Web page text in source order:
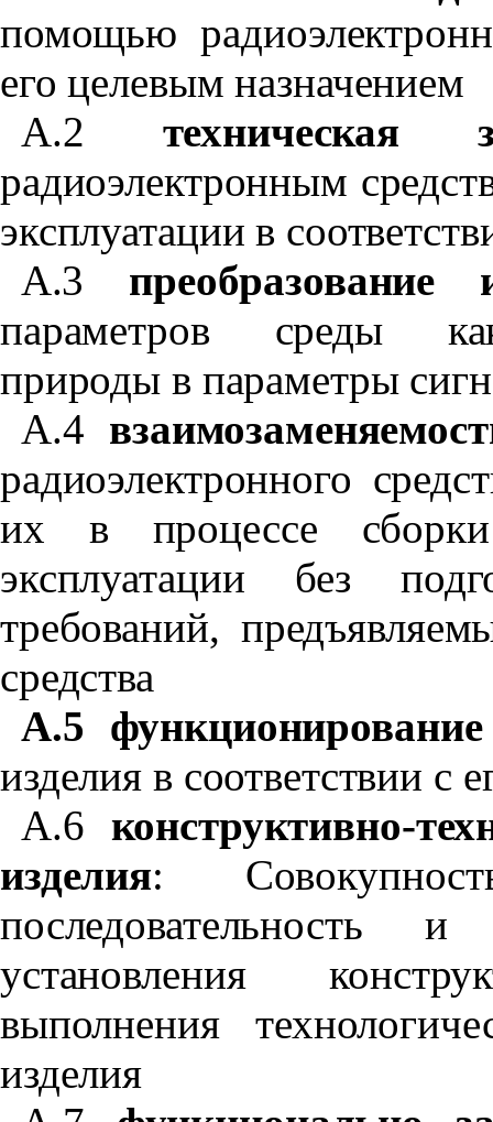
помощью
его целевым назначением
А.2 техническая
радиоэлектронным
эксплуатации в
А.3 преобразование
параметров среды
природы в параметры
А.4
радиоэлектронного
их в процессе
эксплуатации без
требований,
средства
А.5
изделия в соответствии с
А.6 конструктивно-
изделия:
последовательность
установления
выполнения
изделия